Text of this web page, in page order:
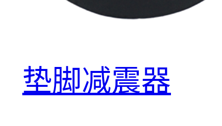
垫脚减震器